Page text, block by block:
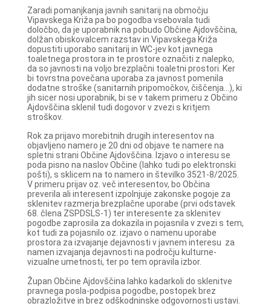
Zaradi pomanjkanja javnih sanitarij na območju
Vipavskega Križa pa bo pogodba vsebovala tudi
določbo, da je uporabnik na pobudo Občine Ajdovščina,
dolžan obiskovalcem razstav in Vipavskega Križa
dopustiti uporabo sanitarij in WC-jev kot javnega
toaletnega prostora in te prostore označiti z nalepko,
da so javnosti na voljo brezplačni toaletni prostori. Ker
bi tovrstna povečana uporaba za javnost pomenila
dodatne stroške (sanitarnih pripomočkov, čiščenja…), ki
jih sicer nosi uporabnik, bi se v takem primeru z Občino
Ajdovščina sklenil tudi dogovor v zvezi s kritjem
stroškov.
Rok za prijavo morebitnih drugih interesentov na
objavljeno namero je 20 dni od objave te namere na
spletni strani Občine Ajdovščina. Izjavo o interesu se
poda pisno na naslov Občine (lahko tudi po elektronski
pošti), s sklicem na to namero in številko 3521-8/2025.
V primeru prijav oz. več interesentov, bo Občina
preverila ali interesent izpolnjuje zakonske pogoje za
sklenitev razmerja brezplačne uporabe (prvi odstavek
68. člena ZSPDSLS-1) ter interesente za sklenitev
pogodbe zaprosila za dokazila in pojasnila v zvezi s tem,
kot tudi za pojasnilo oz. izjavo o namenu uporabe
prostora za izvajanje dejavnosti v javnem interesu za
namen izvajanja dejavnosti na področju kulturne-
vizualne umetnosti, ter po tem opravila izbor.
Župan Občine Ajdovščina lahko kadarkoli do sklenitve
pravnega posla-podpisa pogodbe, postopek brez
obrazložitve in brez odškodninske odgovornosti ustavi.